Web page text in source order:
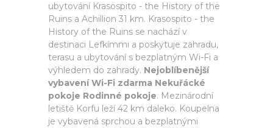
ubytování Krasospito - the History of the
Ruins a Achillion 31 km. Krasospito - the
History of the Ruins se nachází v
destinaci Lefkímmi a poskytuje zahradu,
terasu a ubytování s bezplatným Wi-Fi a
výhledem do zahrady. Nejoblíbenější
vybavení Wi-Fi zdarma Nekuřácké
pokoje Rodinné pokoje. Mezinárodní
letiště Korfu leží 42 km daleko. Koupelna
je vybavená sprchou a bezplatnými